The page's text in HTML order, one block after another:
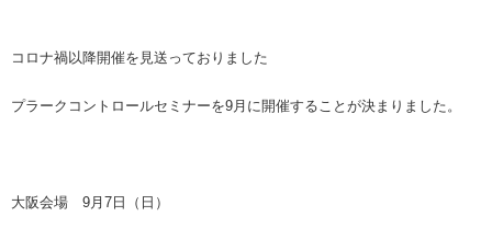
コロナ禍以降開催を見送っておりました
プラークコントロールセミナーを9月に開催することが決まりました。
大阪会場 9月7日（日）